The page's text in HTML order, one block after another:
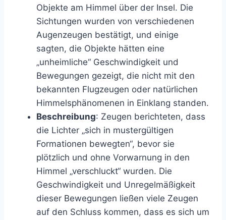
Objekte am Himmel über der Insel. Die
Sichtungen wurden von verschiedenen
Augenzeugen bestätigt, und einige
sagten, die Objekte hätten eine
„unheimliche“ Geschwindigkeit und
Bewegungen gezeigt, die nicht mit den
bekannten Flugzeugen oder natürlichen
Himmelsphänomenen in Einklang standen.
Beschreibung: Zeugen berichteten, dass
die Lichter „sich in mustergültigen
Formationen bewegten“, bevor sie
plötzlich und ohne Vorwarnung in den
Himmel „verschluckt“ wurden. Die
Geschwindigkeit und Unregelmäßigkeit
dieser Bewegungen ließen viele Zeugen
auf den Schluss kommen, dass es sich um